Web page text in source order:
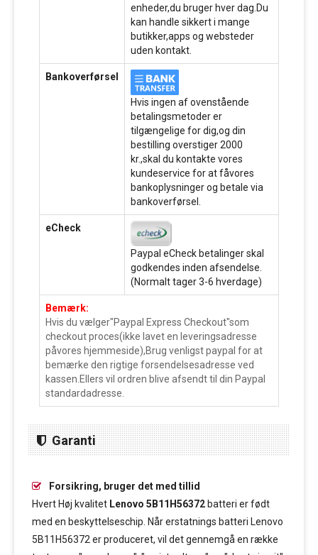
enheder,du bruger hver dag.Du
kan handle sikkert i mange
butikker,apps og websteder
uden kontakt.
Bankoverførsel
Hvis ingen af ovenstående
betalingsmetoder er
tilgængelige for dig,og din
bestilling overstiger 2000
kr.,skal du kontakte vores
kundeservice for at fåvores
bankoplysninger og betale via
bankoverførsel.
eCheck
Paypal eCheck betalinger skal
godkendes inden afsendelse.
(Normalt tager 3-6 hverdage)
Bemærk:
Hvis du vælger"Paypal Express Checkout"som
checkout proces(ikke lavet en leveringsadresse
påvores hjemmeside),Brug venligst paypal for at
bemærke den rigtige forsendelsesadresse ved
kassen.Ellers vil ordren blive afsendt til din Paypal
standardadresse.
Garanti
Forsikring, bruger det med tillid
Hvert Høj kvalitet Lenovo 5B11H56372 batteri er født
med en beskyttelseschip. Når erstatnings batteri Lenovo
5B11H56372 er produceret, vil det gennemgå en række